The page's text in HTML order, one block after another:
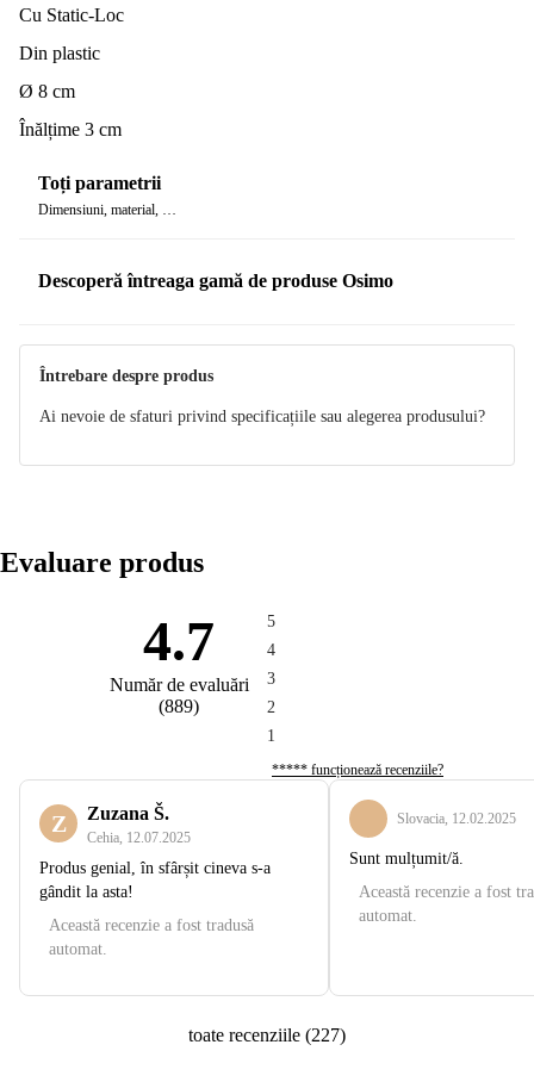
Cu Static-Loc
Din plastic
Ø 8 cm
Înălțime 3 cm
Toți parametrii
Dimensiuni, material, …
Descoperă întreaga gamă de produse Osimo
Întrebare despre produs
Ai nevoie de sfaturi privind specificațiile sau alegerea produsului?
Evaluare produs
4.7
Număr de evaluări
(889)
5
4
3
2
1
***** funcționează recenziile?
Z Zuzana Š.
Cehia 12.07.2025
Produs genial, în sfârșit cineva s-a
gândit la asta!
Această recenzie a fost tradusă
automat.
Slovacia 12.02.2025
Sunt mulțumit/ă.
Această recenzie a fost
automat.
toate recenziile (227)